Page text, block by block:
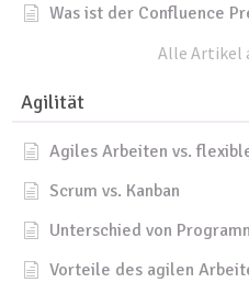
Was ist der Confluence
Alle Artikel
Agilität
Agiles Arbeiten vs.
Scrum vs. Kanban
Unterschied von
Vorteile des agilen